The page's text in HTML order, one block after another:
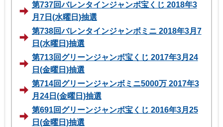
第737回バレンタインジャンボ宝くじ 2018年3
月7日(水曜日)抽選
第738回バレンタインジャンボミニ 2018年3月7
日(水曜日)抽選
第713回グリーンジャンボ宝くじ 2017年3月24
日(金曜日)抽選
第714回グリーンジャンボミニ5000万 2017年3
月24日(金曜日)抽選
第691回グリーンジャンボ宝くじ 2016年3月25
日(金曜日)抽選